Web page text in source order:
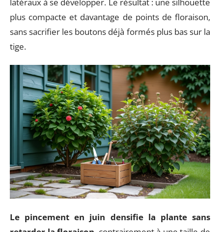
plus compacte et davantage de points de floraison,
sans sacrifier les boutons déjà formés plus bas sur la
tige.
Le pincement en juin densifie la plante sans